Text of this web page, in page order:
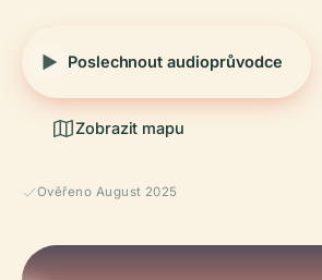
Poslechnout audioprůvodce
Zobrazit mapu
Ověřeno August 2025